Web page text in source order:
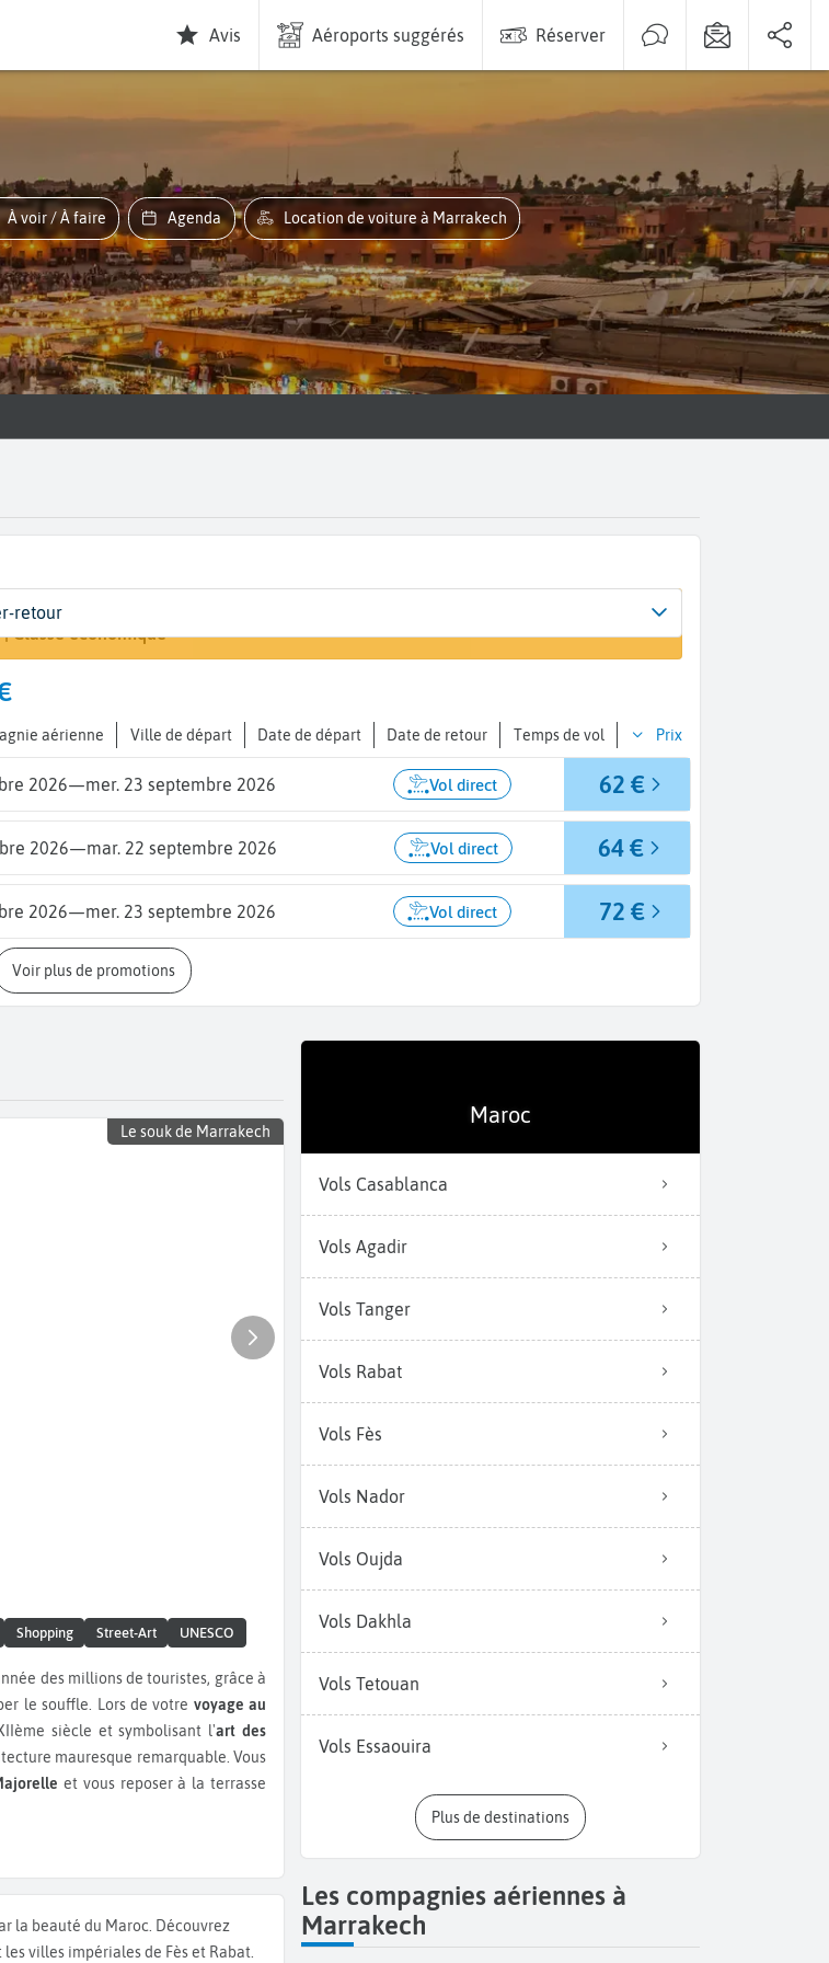
Avis Aéroports suggérés Réserver
À voir / À faire Agenda Location de voiture à Marrakech
Marrakech (RAK)
votre voyage
Classe
Classe économique
retour
aérienne Ville de départ Date de départ Date de retour Temps de vol Prix
2026—mer. 23 septembre 2026 Vol direct 62 €
2026—mar. 22 septembre 2026 Vol direct 64 €
2026—mer. 23 septembre 2026 Vol direct 72 €
Voir plus de promotions
Le souk de Marrakech
Shopping Street-Art UNESCO
des millions de touristes, grâce à
le souffle. Lors de votre voyage au
siècle et symbolisant l'art des
mauresque remarquable. Vous
et vous reposer à la terrasse
est aussi une balade dans la
la beauté du Maroc. Découvrez
villes impériales de Fès et Rabat.
Maroc
Vols Casablanca
Vols Agadir
Vols Tanger
Vols Rabat
Vols Fès
Vols Nador
Vols Oujda
Vols Dakhla
Vols Tetouan
Vols Essaouira
Plus de destinations
Les compagnies aériennes à
Marrakech